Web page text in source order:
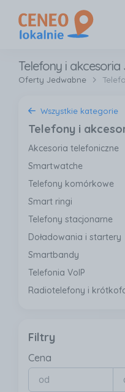
Telefony i
Oferty Jedwabne
Wszystkie kategorie
Telefony i
Akcesoria telefoniczne
Smartwatche
Telefony komórkowe
Smart ringi
Telefony stacjonarne
Doładowania i startery
Smartbandy
Telefonia VoIP
Radiotelefony i
Filtry
Cena